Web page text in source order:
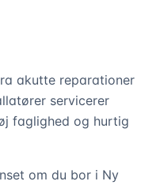
akutte reparationer
servicerer
faglighed og hurtig
om du bor i Ny